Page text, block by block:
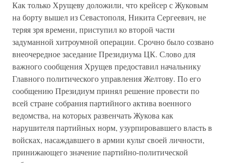
Как только Хрущеву доложили, что крейсер с Жуковым
на борту вышел из Севастополя, Никита Сергеевич, не
теряя зря времени, приступил ко второй части
задуманной хитроумной операции. Срочно было созвано
внеочередное заседание Президиума ЦК. Слово для
важного сообщения Хрущев предоставил начальнику
Главного политического управления Желтову. По его
сообщению Президиум принял решение провести по
всей стране собрания партийного актива военного
ведомства, на которых развенчать Жукова как
нарушителя партийных норм, узурпировавшего власть в
войсках, насаждавшего в армии культ своей личности,
принижающего значение партийно-политической